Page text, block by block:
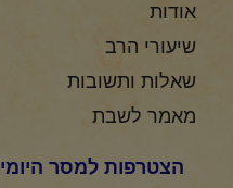
אודות
שיעורי הרב
שאלות ותשובות
מאמר לשבת
הצטרפות למסר היומי